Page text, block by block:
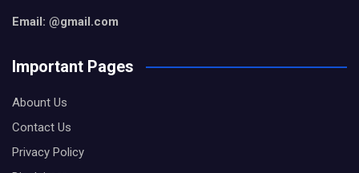
Email: @gmail.com
Important Pages
Abount Us
Contact Us
Privacy Policy